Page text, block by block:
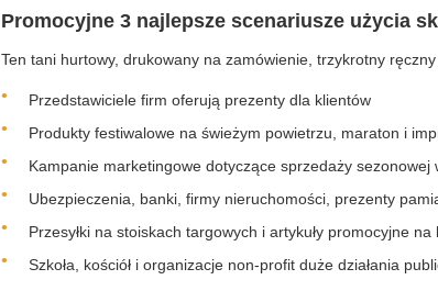
Promocyjne 3 najlepsze scenariusze użycia
Ten tani hurtowy, drukowany na zamówienie, trzykrotny
Przedstawiciele firm oferują prezenty dla klientów
Produkty festiwalowe na świeżym powietrzu, maraton i
Kampanie marketingowe dotyczące sprzedaży sezonowej
Ubezpieczenia, banki, firmy nieruchomości, prezenty
Przesyłki na stoiskach targowych i artykuły promocyjne
Szkoła, kościół i organizacje non-profit duże działania